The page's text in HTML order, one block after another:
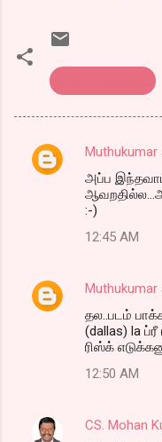
C
n
t
Muthukumar
அப்ப
:-)
12:45 AM
Muthukumar
தல..படம்
(dallas) la ப்ரீ
ரிஸ்க்
12:50 AM
CS. Mohan